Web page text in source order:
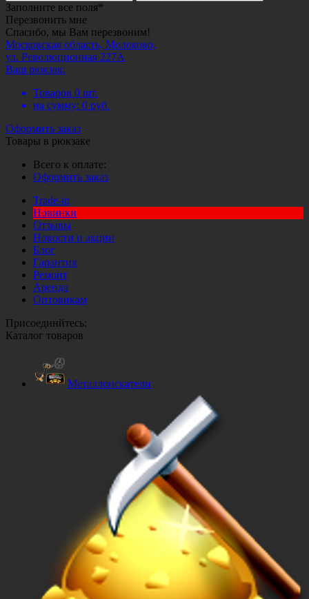
Заполните все поля*
Перезвонить мне
Спасибо, мы Вам перезвоним!
Московская область, Молоково,
ул. Революционная 227А
Ваш рюкзак:
Товаров 0 шт.
на сумму: 0 руб.
Оформить заказ
Товары в рюкзаке
Всего к оплате:
Оформить заказ
Trade-in
Новинки
Отзывы
Новости и акции
Блог
Гарантия
Ремонт
Аренда
Оптовикам
Присоединйтесь:
Каталог товаров
Металлоискатели